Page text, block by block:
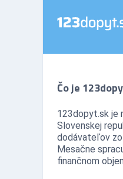
Čo je
123dopyt.sk je
Slovenskej
dodávateľov
Mesačne
finančnom